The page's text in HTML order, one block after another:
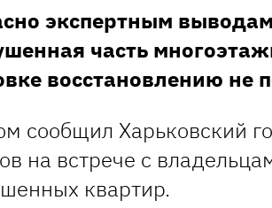
экспертным
часть
восстановлению не
сообщил Харьковский
на встрече с
квартир.